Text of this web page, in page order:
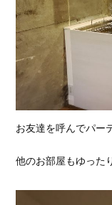
お友達を呼んでパー
他のお部屋もゆった